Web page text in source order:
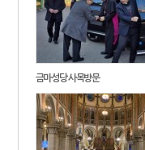
금마성당 사목방문